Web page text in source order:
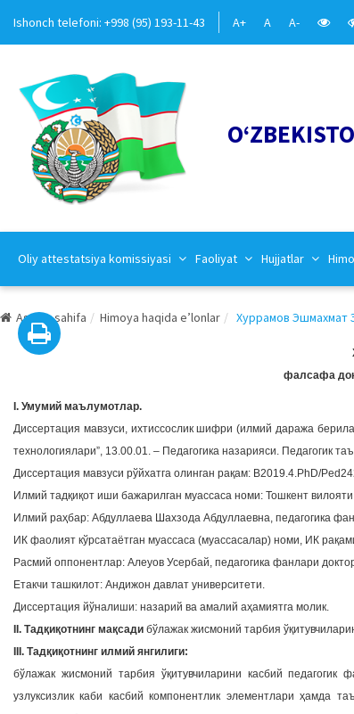
Ishonch telefoni: +998 (95) 193-11-43 A+ A A-
Oliy attestatsiya komissiyasi Faoliyat Hujjatlar
Asosiy sahifa Himoya haqida e’lonlar Хуррамов Эшмахмат
фалсафа
I. Умумий маълумотлар.
Диссертация мавзуси, ихтиссослик шифри (илмий даража
технологиялари”, 13.00.01. – Педагогика назарияси. Педагогик
Диссертация мавзуси рўйхатга олинган рақам: В2019.4.PhD/
Илмий тадқиқот иши бажарилган муассаса номи: Тошкент вилояти
Илмий раҳбар: Абдуллаева Шахзода Абдуллаевна, педагогика
ИК фаолият кўрсатаётган муассаса (муассасалар) номи, ИК
Расмий оппонентлар: Алеуов Усербай, педагогика фанлари
Етакчи ташкилот: Андижон давлат университети.
Диссертация йўналиши: назарий ва амалий аҳамиятга молик.
II. Тадқиқотнинг мақсади бўлажак жисмоний тарбия
III. Тадқиқотнинг илмий янгилиги:
бўлажак жисмоний тарбия ўқитувчиларини касбий педагогик
узлуксизлик каби касбий компонентлик элементлари ҳамда